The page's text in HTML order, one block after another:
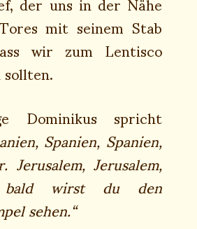
mit seinem Stab
wir zum Lentisco
Dominikus spricht
Spanien, Spanien,
Jerusalem,
bald wirst du den
sehen.“